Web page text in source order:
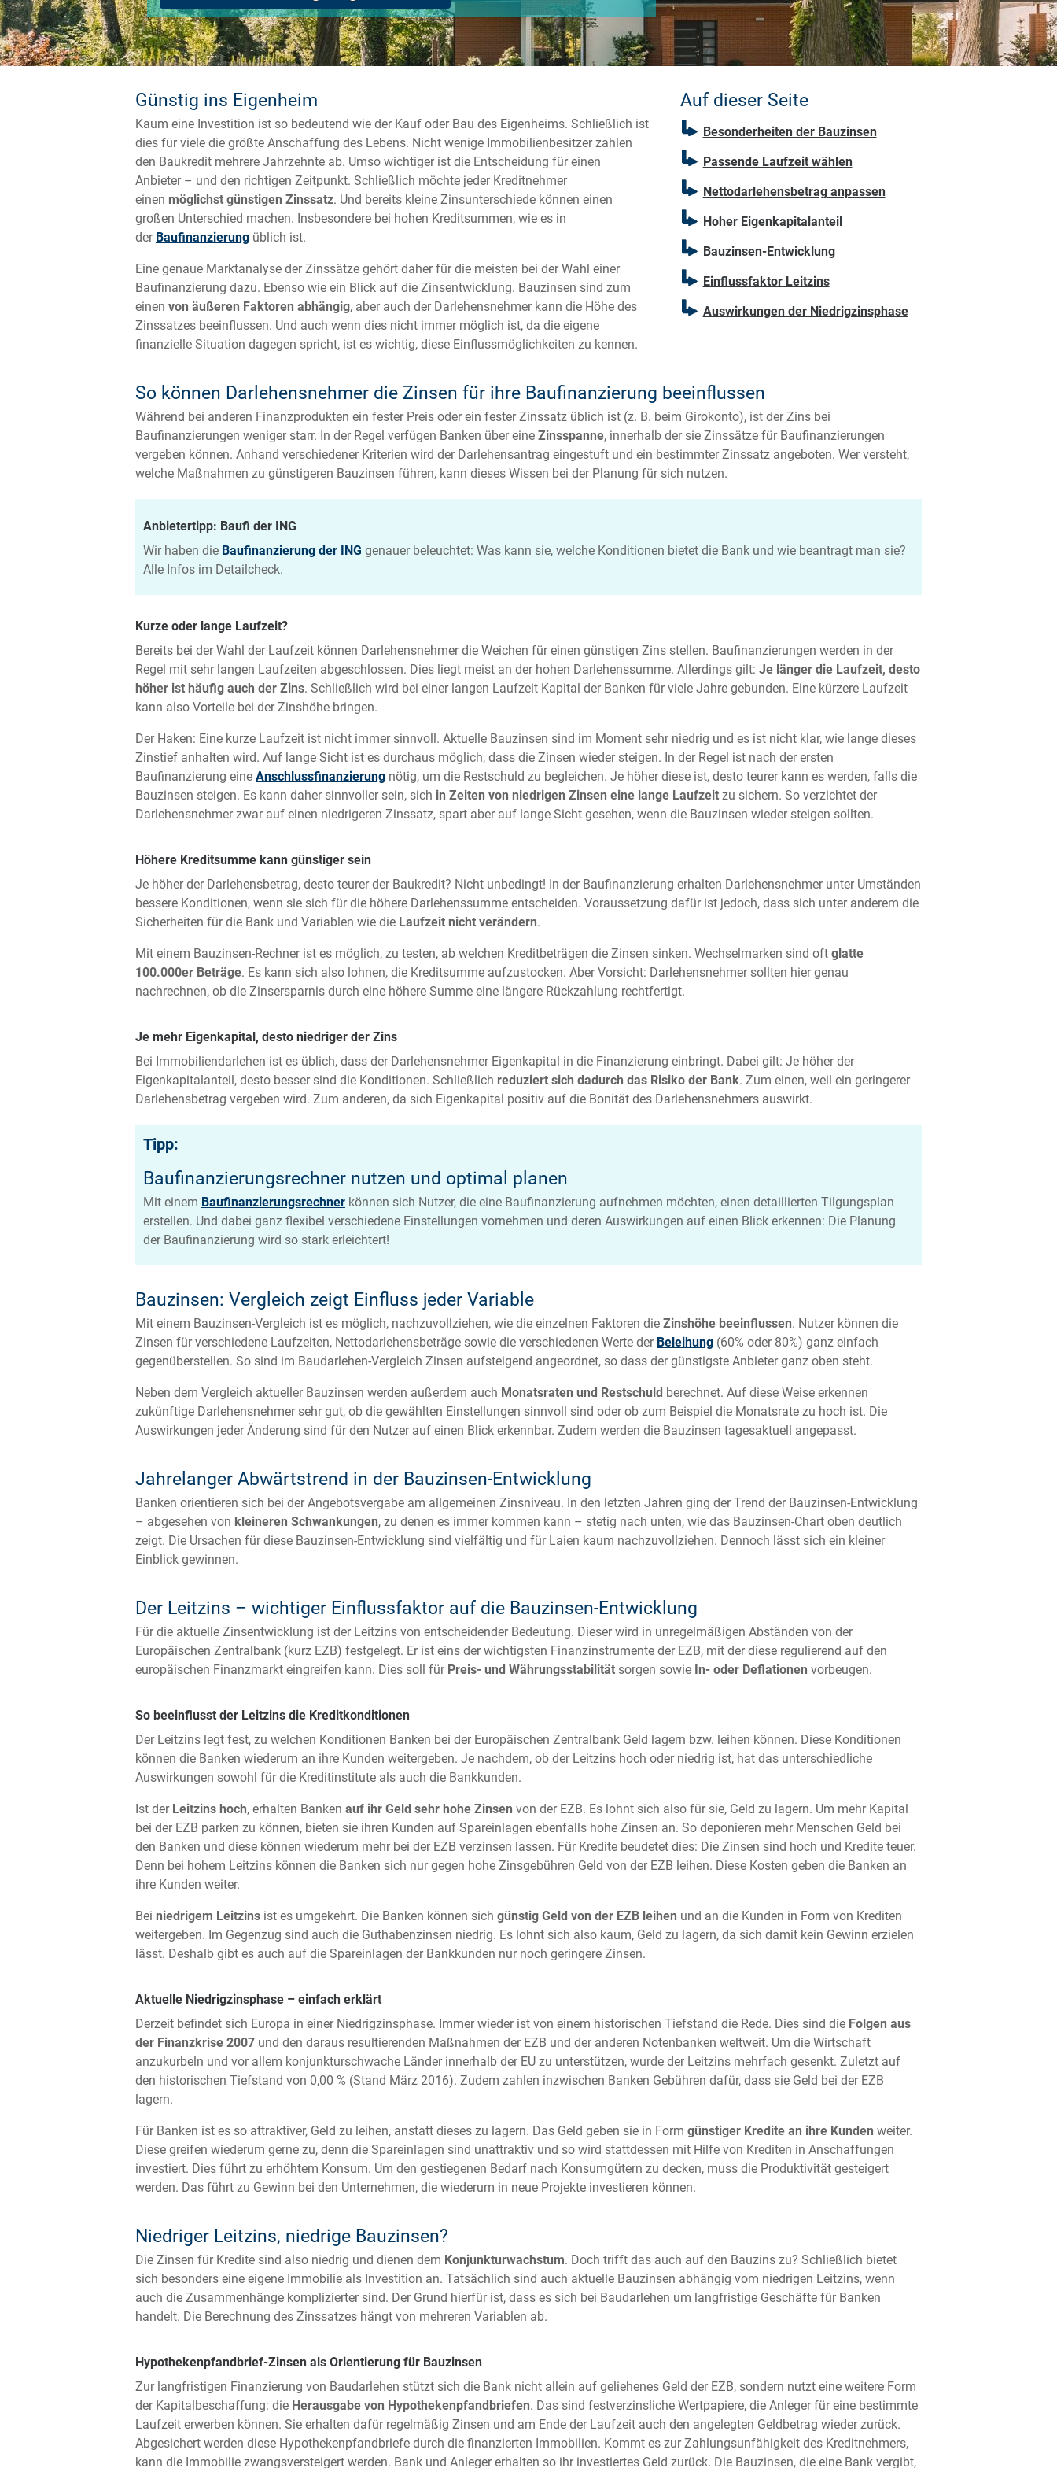
Auf dieser Seite
Besonderheiten der Bauzinsen
Passende Laufzeit wählen
Nettodarlehensbetrag anpassen
Hoher Eigenkapitalanteil
Bauzinsen-Entwicklung
Einflussfaktor Leitzins
Auswirkungen der Niedrigzinsphase
Günstig ins Eigenheim
Kaum eine Investition ist so bedeutend wie der Kauf oder Bau des Eigenheims. Schließlich ist
dies für viele die größte Anschaffung des Lebens. Nicht wenige Immobilienbesitzer zahlen
den Baukredit mehrere Jahrzehnte ab. Umso wichtiger ist die Entscheidung für einen
Anbieter – und den richtigen Zeitpunkt. Schließlich möchte jeder Kreditnehmer
einen möglichst günstigen Zinssatz. Und bereits kleine Zinsunterschiede können einen
großen Unterschied machen. Insbesondere bei hohen Kreditsummen, wie es in
der Baufinanzierung üblich ist.
Eine genaue Marktanalyse der Zinssätze gehört daher für die meisten bei der Wahl einer
Baufinanzierung dazu. Ebenso wie ein Blick auf die Zinsentwicklung. Bauzinsen sind zum
einen von äußeren Faktoren abhängig, aber auch der Darlehensnehmer kann die Höhe des
Zinssatzes beeinflussen. Und auch wenn dies nicht immer möglich ist, da die eigene
finanzielle Situation dagegen spricht, ist es wichtig, diese Einflussmöglichkeiten zu kennen.
So können Darlehensnehmer die Zinsen für ihre Baufinanzierung beeinflussen
Während bei anderen Finanzprodukten ein fester Preis oder ein fester Zinssatz üblich ist (z. B. beim Girokonto), ist der Zins bei
Baufinanzierungen weniger starr. In der Regel verfügen Banken über eine Zinsspanne, innerhalb der sie Zinssätze für Baufinanzierungen
vergeben können. Anhand verschiedener Kriterien wird der Darlehensantrag eingestuft und ein bestimmter Zinssatz angeboten. Wer versteht,
welche Maßnahmen zu günstigeren Bauzinsen führen, kann dieses Wissen bei der Planung für sich nutzen.
Anbietertipp: Baufi der ING
Wir haben die Baufinanzierung der ING genauer beleuchtet: Was kann sie, welche Konditionen bietet die Bank und wie beantragt man sie?
Alle Infos im Detailcheck.
Kurze oder lange Laufzeit?
Bereits bei der Wahl der Laufzeit können Darlehensnehmer die Weichen für einen günstigen Zins stellen. Baufinanzierungen werden in der
Regel mit sehr langen Laufzeiten abgeschlossen. Dies liegt meist an der hohen Darlehenssumme. Allerdings gilt: Je länger die Laufzeit, desto
höher ist häufig auch der Zins. Schließlich wird bei einer langen Laufzeit Kapital der Banken für viele Jahre gebunden. Eine kürzere Laufzeit
kann also Vorteile bei der Zinshöhe bringen.
Der Haken: Eine kurze Laufzeit ist nicht immer sinnvoll. Aktuelle Bauzinsen sind im Moment sehr niedrig und es ist nicht klar, wie lange dieses
Zinstief anhalten wird. Auf lange Sicht ist es durchaus möglich, dass die Zinsen wieder steigen. In der Regel ist nach der ersten
Baufinanzierung eine Anschlussfinanzierung nötig, um die Restschuld zu begleichen. Je höher diese ist, desto teurer kann es werden, falls die
Bauzinsen steigen. Es kann daher sinnvoller sein, sich in Zeiten von niedrigen Zinsen eine lange Laufzeit zu sichern. So verzichtet der
Darlehensnehmer zwar auf einen niedrigeren Zinssatz, spart aber auf lange Sicht gesehen, wenn die Bauzinsen wieder steigen sollten.
Höhere Kreditsumme kann günstiger sein
Je höher der Darlehensbetrag, desto teurer der Baukredit? Nicht unbedingt! In der Baufinanzierung erhalten Darlehensnehmer unter Umständen
bessere Konditionen, wenn sie sich für die höhere Darlehenssumme entscheiden. Voraussetzung dafür ist jedoch, dass sich unter anderem die
Sicherheiten für die Bank und Variablen wie die Laufzeit nicht verändern.
Mit einem Bauzinsen-Rechner ist es möglich, zu testen, ab welchen Kreditbeträgen die Zinsen sinken. Wechselmarken sind oft glatte
100.000er Beträge. Es kann sich also lohnen, die Kreditsumme aufzustocken. Aber Vorsicht: Darlehensnehmer sollten hier genau
nachrechnen, ob die Zinsersparnis durch eine höhere Summe eine längere Rückzahlung rechtfertigt.
Je mehr Eigenkapital, desto niedriger der Zins
Bei Immobiliendarlehen ist es üblich, dass der Darlehensnehmer Eigenkapital in die Finanzierung einbringt. Dabei gilt: Je höher der
Eigenkapitalanteil, desto besser sind die Konditionen. Schließlich reduziert sich dadurch das Risiko der Bank. Zum einen, weil ein geringerer
Darlehensbetrag vergeben wird. Zum anderen, da sich Eigenkapital positiv auf die Bonität des Darlehensnehmers auswirkt.
Tipp:
Baufinanzierungsrechner nutzen und optimal planen
Mit einem Baufinanzierungsrechner können sich Nutzer, die eine Baufinanzierung aufnehmen möchten, einen detaillierten Tilgungsplan
erstellen. Und dabei ganz flexibel verschiedene Einstellungen vornehmen und deren Auswirkungen auf einen Blick erkennen: Die Planung
der Baufinanzierung wird so stark erleichtert!
Bauzinsen: Vergleich zeigt Einfluss jeder Variable
Mit einem Bauzinsen-Vergleich ist es möglich, nachzuvollziehen, wie die einzelnen Faktoren die Zinshöhe beeinflussen. Nutzer können die
Zinsen für verschiedene Laufzeiten, Nettodarlehensbeträge sowie die verschiedenen Werte der Beleihung (60% oder 80%) ganz einfach
gegenüberstellen. So sind im Baudarlehen-Vergleich Zinsen aufsteigend angeordnet, so dass der günstigste Anbieter ganz oben steht.
Neben dem Vergleich aktueller Bauzinsen werden außerdem auch Monatsraten und Restschuld berechnet. Auf diese Weise erkennen
zukünftige Darlehensnehmer sehr gut, ob die gewählten Einstellungen sinnvoll sind oder ob zum Beispiel die Monatsrate zu hoch ist. Die
Auswirkungen jeder Änderung sind für den Nutzer auf einen Blick erkennbar. Zudem werden die Bauzinsen tagesaktuell angepasst.
Jahrelanger Abwärtstrend in der Bauzinsen-Entwicklung
Banken orientieren sich bei der Angebotsvergabe am allgemeinen Zinsniveau. In den letzten Jahren ging der Trend der Bauzinsen-Entwicklung
– abgesehen von kleineren Schwankungen, zu denen es immer kommen kann – stetig nach unten, wie das Bauzinsen-Chart oben deutlich
zeigt. Die Ursachen für diese Bauzinsen-Entwicklung sind vielfältig und für Laien kaum nachzuvollziehen. Dennoch lässt sich ein kleiner
Einblick gewinnen.
Der Leitzins – wichtiger Einflussfaktor auf die Bauzinsen-Entwicklung
Für die aktuelle Zinsentwicklung ist der Leitzins von entscheidender Bedeutung. Dieser wird in unregelmäßigen Abständen von der
Europäischen Zentralbank (kurz EZB) festgelegt. Er ist eins der wichtigsten Finanzinstrumente der EZB, mit der diese regulierend auf den
europäischen Finanzmarkt eingreifen kann. Dies soll für Preis- und Währungsstabilität sorgen sowie In- oder Deflationen vorbeugen.
So beeinflusst der Leitzins die Kreditkonditionen
Der Leitzins legt fest, zu welchen Konditionen Banken bei der Europäischen Zentralbank Geld lagern bzw. leihen können. Diese Konditionen
können die Banken wiederum an ihre Kunden weitergeben. Je nachdem, ob der Leitzins hoch oder niedrig ist, hat das unterschiedliche
Auswirkungen sowohl für die Kreditinstitute als auch die Bankkunden.
Ist der Leitzins hoch, erhalten Banken auf ihr Geld sehr hohe Zinsen von der EZB. Es lohnt sich also für sie, Geld zu lagern. Um mehr Kapital
bei der EZB parken zu können, bieten sie ihren Kunden auf Spareinlagen ebenfalls hohe Zinsen an. So deponieren mehr Menschen Geld bei
den Banken und diese können wiederum mehr bei der EZB verzinsen lassen. Für Kredite beudetet dies: Die Zinsen sind hoch und Kredite teuer.
Denn bei hohem Leitzins können die Banken sich nur gegen hohe Zinsgebühren Geld von der EZB leihen. Diese Kosten geben die Banken an
ihre Kunden weiter.
Bei niedrigem Leitzins ist es umgekehrt. Die Banken können sich günstig Geld von der EZB leihen und an die Kunden in Form von Krediten
weitergeben. Im Gegenzug sind auch die Guthabenzinsen niedrig. Es lohnt sich also kaum, Geld zu lagern, da sich damit kein Gewinn erzielen
lässt. Deshalb gibt es auch auf die Spareinlagen der Bankkunden nur noch geringere Zinsen.
Aktuelle Niedrigzinsphase – einfach erklärt
Derzeit befindet sich Europa in einer Niedrigzinsphase. Immer wieder ist von einem historischen Tiefstand die Rede. Dies sind die Folgen aus
der Finanzkrise 2007 und den daraus resultierenden Maßnahmen der EZB und der anderen Notenbanken weltweit. Um die Wirtschaft
anzukurbeln und vor allem konjunkturschwache Länder innerhalb der EU zu unterstützen, wurde der Leitzins mehrfach gesenkt. Zuletzt auf
den historischen Tiefstand von 0,00 % (Stand März 2016). Zudem zahlen inzwischen Banken Gebühren dafür, dass sie Geld bei der EZB
lagern.
Für Banken ist es so attraktiver, Geld zu leihen, anstatt dieses zu lagern. Das Geld geben sie in Form günstiger Kredite an ihre Kunden weiter.
Diese greifen wiederum gerne zu, denn die Spareinlagen sind unattraktiv und so wird stattdessen mit Hilfe von Krediten in Anschaffungen
investiert. Dies führt zu erhöhtem Konsum. Um den gestiegenen Bedarf nach Konsumgütern zu decken, muss die Produktivität gesteigert
werden. Das führt zu Gewinn bei den Unternehmen, die wiederum in neue Projekte investieren können.
Niedriger Leitzins, niedrige Bauzinsen?
Die Zinsen für Kredite sind also niedrig und dienen dem Konjunkturwachstum. Doch trifft das auch auf den Bauzins zu? Schließlich bietet
sich besonders eine eigene Immobilie als Investition an. Tatsächlich sind auch aktuelle Bauzinsen abhängig vom niedrigen Leitzins, wenn
auch die Zusammenhänge komplizierter sind. Der Grund hierfür ist, dass es sich bei Baudarlehen um langfristige Geschäfte für Banken
handelt. Die Berechnung des Zinssatzes hängt von mehreren Variablen ab.
Hypothekenpfandbrief-Zinsen als Orientierung für Bauzinsen
Zur langfristigen Finanzierung von Baudarlehen stützt sich die Bank nicht allein auf geliehenes Geld der EZB, sondern nutzt eine weitere Form
der Kapitalbeschaffung: die Herausgabe von Hypothekenpfandbriefen. Das sind festverzinsliche Wertpapiere, die Anleger für eine bestimmte
Laufzeit erwerben können. Sie erhalten dafür regelmäßig Zinsen und am Ende der Laufzeit auch den angelegten Geldbetrag wieder zurück.
Abgesichert werden diese Hypothekenpfandbriefe durch die finanzierten Immobilien. Kommt es zur Zahlungsunfähigkeit des Kreditnehmers,
kann die Immobilie zwangsversteigert werden. Bank und Anleger erhalten so ihr investiertes Geld zurück. Die Bauzinsen, die eine Bank vergibt,